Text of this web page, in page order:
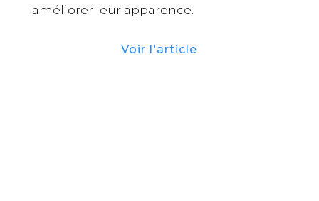
améliorer leur apparence.
Voir l'article